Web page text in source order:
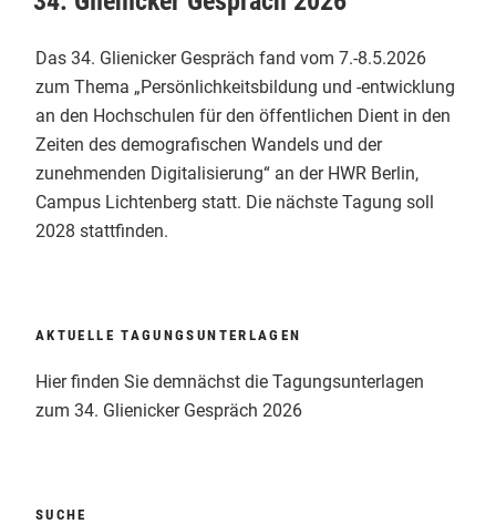
Das 34. Glienicker Gespräch fand vom 7.-8.5.2026
zum Thema „Persönlichkeitsbildung und -entwicklung
an den Hochschulen für den öffentlichen Dient in den
Zeiten des demografischen Wandels und der
zunehmenden Digitalisierung“ an der HWR Berlin,
Campus Lichtenberg statt. Die nächste Tagung soll
2028 stattfinden.
AKTUELLE TAGUNGSUNTERLAGEN
Hier finden Sie demnächst die Tagungsunterlagen
zum 34. Glienicker Gespräch 2026
SUCHE